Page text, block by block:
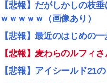
【悲報】だがしかしの枝
ｗｗｗｗｗ（画像あり）
【悲報】最近のはじめの
【悲報】麦わらのルフィ
【悲報】アイシールド21